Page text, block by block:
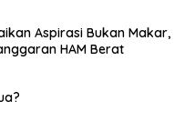
Aspirasi Bukan Makar,
HAM Berat